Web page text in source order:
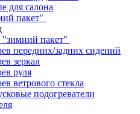
для салона
пакет"
пакет"
передних/задних сидений
зеркал
руля
ветрового стекла
подогреватели